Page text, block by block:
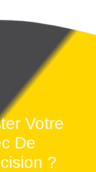
Votre
De
?